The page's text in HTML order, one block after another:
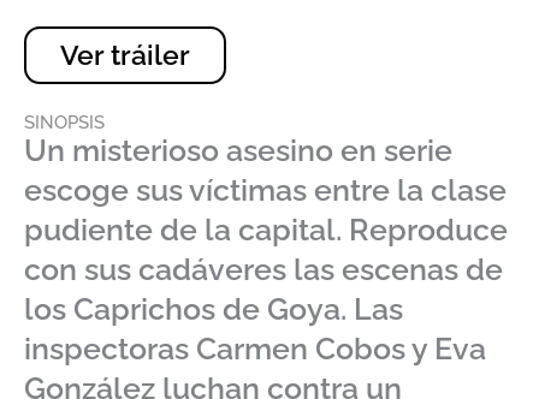
Ver tráiler
SINOPSIS
Un misterioso asesino en serie
escoge sus víctimas entre la clase
pudiente de la capital. Reproduce
con sus cadáveres las escenas de
los Caprichos de Goya. Las
inspectoras Carmen Cobos y Eva
González luchan contra un